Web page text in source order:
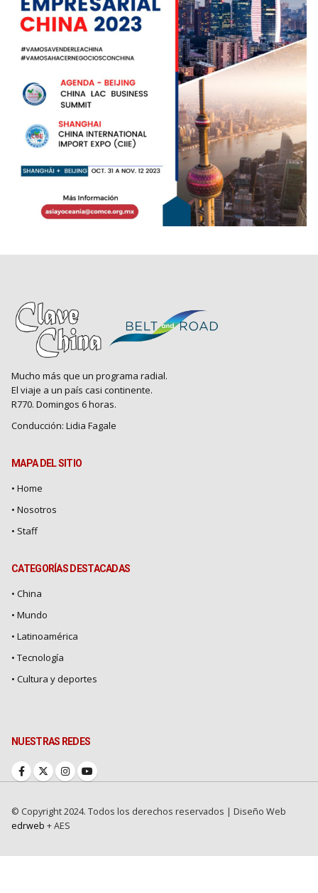
Mucho más que un programa radial.
El viaje a un país casi continente.
R770. Domingos 6 horas.
Conducción: Lidia Fagale
MAPA DEL SITIO
• Home
• Nosotros
• Staff
CATEGORÍAS DESTACADAS
• China
• Mundo
• Latinoamérica
• Tecnología
• Cultura y deportes
NUESTRAS REDES
© Copyright 2024. Todos los derechos reservados | Diseño Web
edrweb + AES